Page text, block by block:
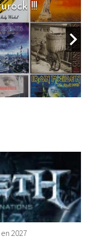
!!!
2027